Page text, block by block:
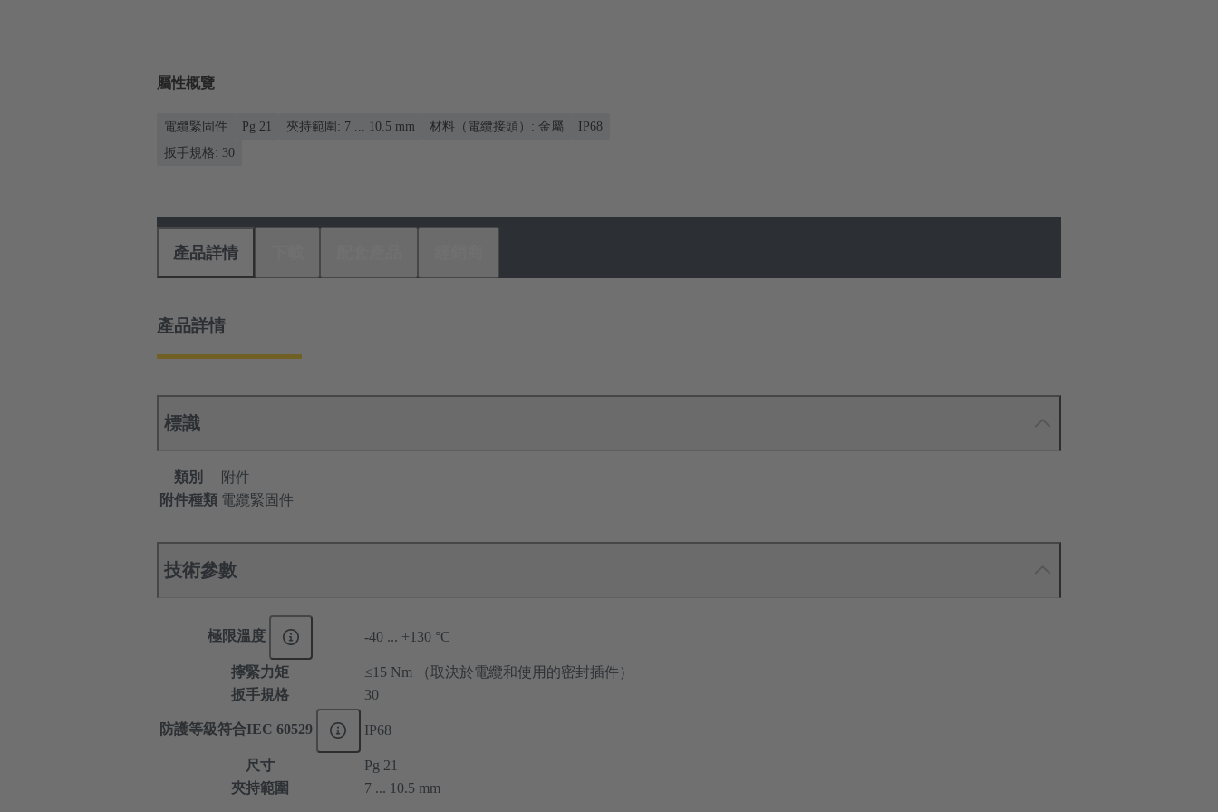
屬性概覽
電纜緊固件 Pg 21 夾持範圍: 7 ... 10.5 mm 材料（電纜接頭）: 金屬
IP68
扳手規格: 30
產品詳情
產品詳情
標識
類別
附件
附件種類 電纜緊固件
技術參數
極限溫度 -40 ... +130 °C
擰緊力矩
≤15 Nm （取決於電纜和使用的密封插件）
扳手規格
30
防護等級符合IEC 60529 IP68
尺寸
Pg 21
夾持範圍
7 ... 10.5 mm